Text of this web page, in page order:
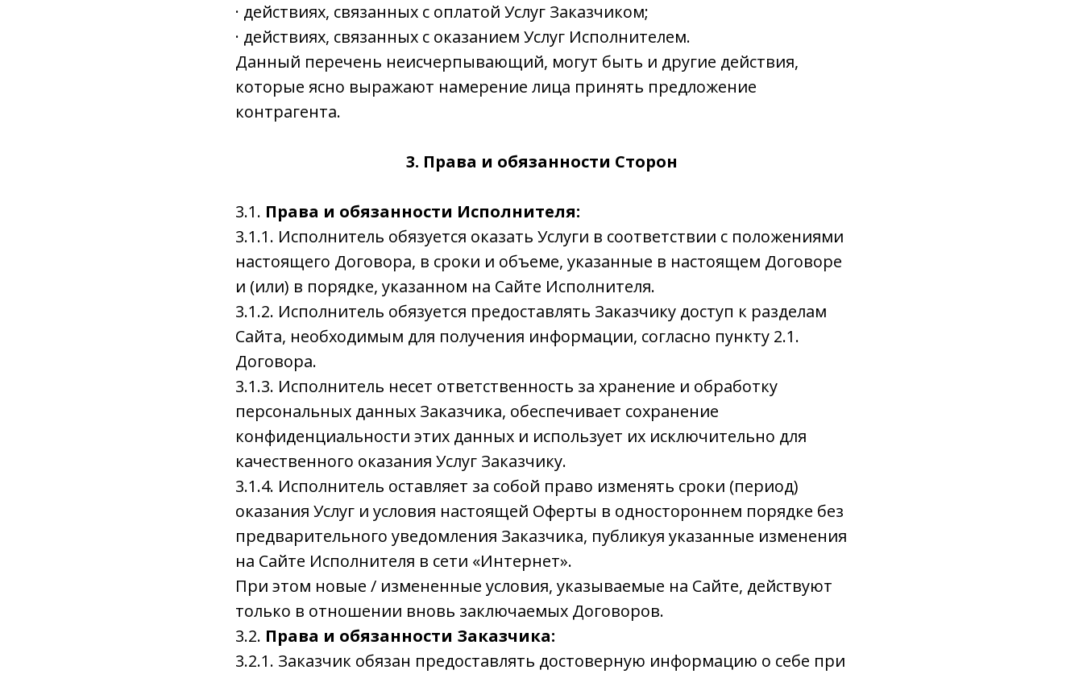
· действиях, связанных с оплатой Услуг Заказчиком;
· действиях, связанных с оказанием Услуг Исполнителем.
Данный перечень неисчерпывающий, могут быть и другие действия,
которые ясно выражают намерение лица принять предложение
контрагента.
3. Права и обязанности Сторон
3.1. Права и обязанности Исполнителя:
3.1.1. Исполнитель обязуется оказать Услуги в соответствии с положениями
настоящего Договора, в сроки и объеме, указанные в настоящем Договоре
и (или) в порядке, указанном на Сайте Исполнителя.
3.1.2. Исполнитель обязуется предоставлять Заказчику доступ к разделам
Сайта, необходимым для получения информации, согласно пункту 2.1.
Договора.
3.1.3. Исполнитель несет ответственность за хранение и обработку
персональных данных Заказчика, обеспечивает сохранение
конфиденциальности этих данных и использует их исключительно для
качественного оказания Услуг Заказчику.
3.1.4. Исполнитель оставляет за собой право изменять сроки (период)
оказания Услуг и условия настоящей Оферты в одностороннем порядке без
предварительного уведомления Заказчика, публикуя указанные изменения
на Сайте Исполнителя в сети «Интернет».
При этом новые / измененные условия, указываемые на Сайте, действуют
только в отношении вновь заключаемых Договоров.
3.2. Права и обязанности Заказчика:
3.2.1. Заказчик обязан предоставлять достоверную информацию о себе при